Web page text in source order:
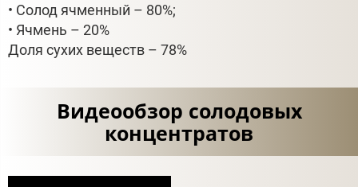
• Солод ячменный – 80%;
• Ячмень – 20%
Доля сухих веществ – 78%
Видеообзор солодовых
концентратов